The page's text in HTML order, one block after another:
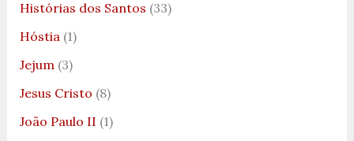
Histórias dos Santos (33)
Hóstia(1)
Jejum(3)
Jesus Cristo (8)
João Paulo II (1)